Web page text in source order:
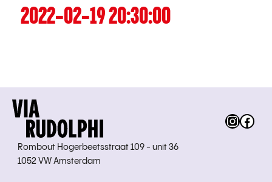
2022-02-19 20:30:00
Rombout Hogerbeetsstraat 109 - unit 36
1052 VW Amsterdam